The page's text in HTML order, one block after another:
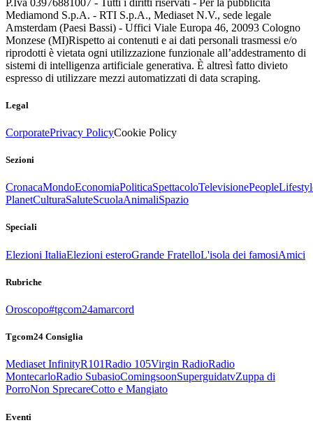
Mediamond S.p.A. - RTI S.p.A., Mediaset N.V., sede legale
Amsterdam (Paesi Bassi) - Uffici Viale Europa 46, 20093 Cologno
Monzese (MI)Rispetto ai contenuti e ai dati personali trasmessi e/o
riprodotti è vietata ogni utilizzazione funzionale all’addestramento di
sistemi di intelligenza artificiale generativa. È altresì fatto divieto
espresso di utilizzare mezzi automatizzati di data scraping.
Legal
CorporatePrivacy PolicyCookie Policy
Sezioni
CronacaMondoEconomiaPoliticaSpettacoloTelevisionePeople
PlanetCulturaSaluteScuolaAnimaliSpazio
Speciali
Elezioni ItaliaElezioni esteroGrande FratelloL'isola dei famosiAmici
Rubriche
Oroscopo#tgcom24amarcord
Tgcom24 Consiglia
Mediaset InfinityR101Radio 105Virgin RadioRadio
MontecarloRadio SubasioComingsoonSuperguidatvZuppa di
PorroNon SprecareCotto e Mangiato
Eventi